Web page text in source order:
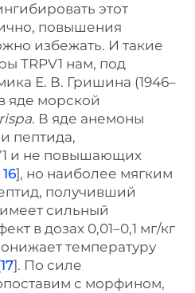
этот
повышения
избежать. И такие
TRPV1 нам, под
Е. В. Гришина (1946–
яде морской
. В яде анемоны
пептида,
и не повышающих
16], но наиболее мягким
получивший
сильный
в дозах 0,01–0,1 мг/кг
температуру
17]. По силе
с морфином,